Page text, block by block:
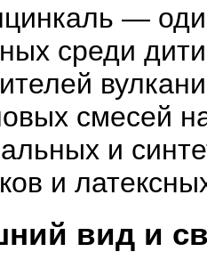
—
среди
смесей
и
и
вид и